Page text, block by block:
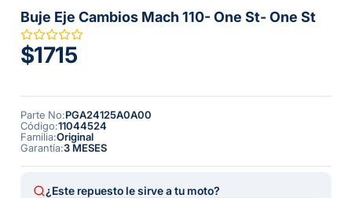
Buje Eje Cambios Mach 110- One St- One St
$1715
Parte No:PGA24125A0A00
Código:11044524
Familia:Original
Garantía:3 MESES
¿Este repuesto le sirve a tu moto?